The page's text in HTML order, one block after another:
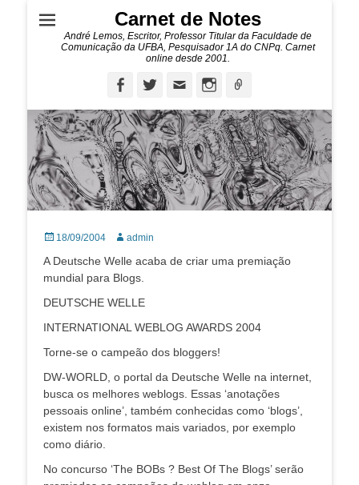
Carnet de Notes
André Lemos, Escritor, Professor Titular da Faculdade de
Comunicação da UFBA, Pesquisador 1A do CNPq. Carnet
online desde 2001.
FacebookTwitterEmail Instagram
Posted
18/09/2004 Autor:admin
A Deutsche Welle acaba de criar uma premiação
mundial para Blogs.
DEUTSCHE WELLE
INTERNATIONAL WEBLOG AWARDS 2004
Torne-se o campeão dos bloggers!
DW-WORLD, o portal da Deutsche Welle na internet,
busca os melhores weblogs. Essas ‘anotações
pessoais online’, também conhecidas como ‘blogs’,
existem nos formatos mais variados, por exemplo
como diário.
No concurso ‘The BOBs ? Best Of The Blogs’ serão